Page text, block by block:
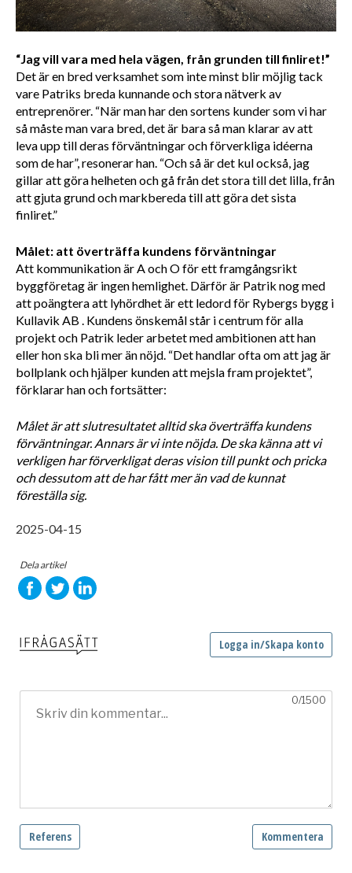
“Jag vill vara med hela vägen, från grunden till finliret!”
Det är en bred verksamhet som inte minst blir möjlig tack
vare Patriks breda kunnande och stora nätverk av
entreprenörer. “När man har den sortens kunder som vi har
så måste man vara bred, det är bara så man klarar av att
leva upp till deras förväntningar och förverkliga idéerna
som de har”, resonerar han. “Och så är det kul också, jag
gillar att göra helheten och gå från det stora till det lilla, från
att gjuta grund och markbereda till att göra det sista
finliret.”
Målet: att överträffa kundens förväntningar
Att kommunikation är A och O för ett framgångsrikt
byggföretag är ingen hemlighet. Därför är Patrik nog med
att poängtera att lyhördhet är ett ledord för Rybergs bygg i
Kullavik AB . Kundens önskemål står i centrum för alla
projekt och Patrik leder arbetet med ambitionen att han
eller hon ska bli mer än nöjd. “Det handlar ofta om att jag är
bollplank och hjälper kunden att mejsla fram projektet”,
förklarar han och fortsätter:
Målet är att slutresultatet alltid ska överträffa kundens
förväntningar. Annars är vi inte nöjda. De ska känna att vi
verkligen har förverkligat deras vision till punkt och pricka
och dessutom att de har fått mer än vad de kunnat
föreställa sig.
2025-04-15
Dela artikel